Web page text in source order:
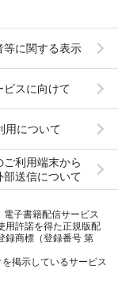
等に関する表示
ビスに向けて
用について
ご利用端末から
部送信について
子書籍配信サービス
用許諾を得た正規版配
録商標（登録番号 第
掲示しているサービス